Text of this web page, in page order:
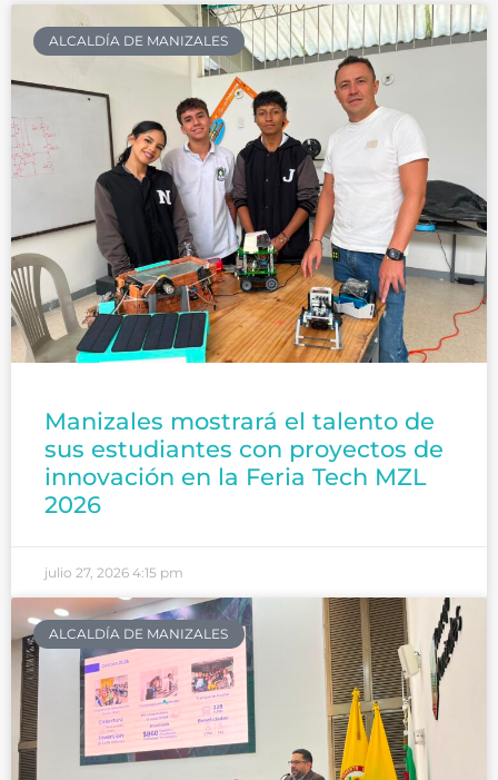
ALCALDÍA DE MANIZALES
Manizales mostrará el talento de
sus estudiantes con proyectos de
innovación en la Feria Tech MZL
2026
julio 27, 2026 4:15 pm
ALCALDÍA DE MANIZALES